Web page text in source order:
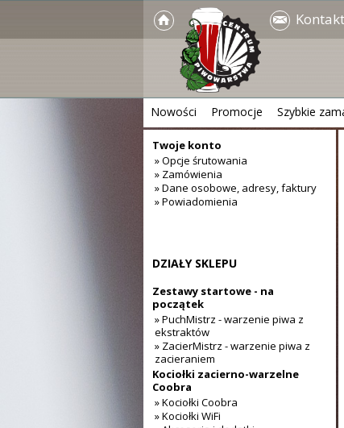
Kontakt
Nowości Promocje Szybkie
Twoje konto
» Opcje śrutowania
» Zamówienia
» Dane osobowe, adresy, faktury
» Powiadomienia
DZIAŁY SKLEPU
Zestawy startowe - na
początek
» PuchMistrz - warzenie piwa z
ekstraktów
» ZacierMistrz - warzenie piwa z
zacieraniem
Kociołki zacierno-warzelne
Coobra
» Kociołki Coobra
» Kociołki WiFi